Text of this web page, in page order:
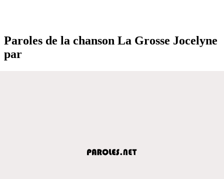
Paroles de la chanson La Grosse Jocelyne
par